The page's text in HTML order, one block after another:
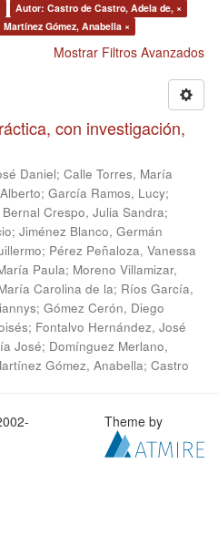
Autor: Castro de Castro, Adela de, ×
Gómez, Anabella ×
Mostrar Filtros Avanzados
con investigación,
Daniel; Calle Torres, María
; García Ramos, Lucy;
Bernal Crespo, Julia Sandra;
; Jiménez Blanco, Germán
; Pérez Peñaloza, Vanessa
Paula; Moreno Villamizar,
Carolina de la; Ríos García,
; Gómez Cerón, Diego
; Fontalvo Hernández, José
José; Domínguez Merlano,
Gómez, Anabella; Castro
Theme by